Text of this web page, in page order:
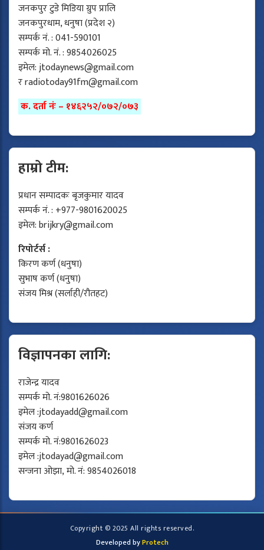
जनकपुर टुडे मिडिया ग्रुप प्रालि
जनकपुरधाम, धनुषा (प्रदेश २)
सम्पर्क नं. : 041-590101
सम्पर्क मो. नं. : 9854026025
इमेल:jtodaynews@gmail.com
रradiotoday91fm@gmail.com
क. दर्ता नंः – १४६२५२/०७२/०७३
हाम्रो टीम:
प्रधान सम्पादकः बृजकुमार यादव
सम्पर्क नं. : +977-9801620025
इमेल:brijkry@gmail.com
रिपोर्टर्स :
किरण कर्ण (धनुषा)
सुभाष कर्ण (धनुषा)
संजय मिश्र (सर्लाही/रौतहट)
विज्ञापनका लागि:
राजेन्द्र यादव
सम्पर्क मो. नं:9801626026
इमेल :jtodayadd@gmail.com
संजय कर्ण
सम्पर्क मो. नं:9801626023
इमेल :jtodayad@gmail.com
सन्जना ओझा, मो. नं: 9854026018
Copyright © 2025 All rights reserved.
Developed byProtech